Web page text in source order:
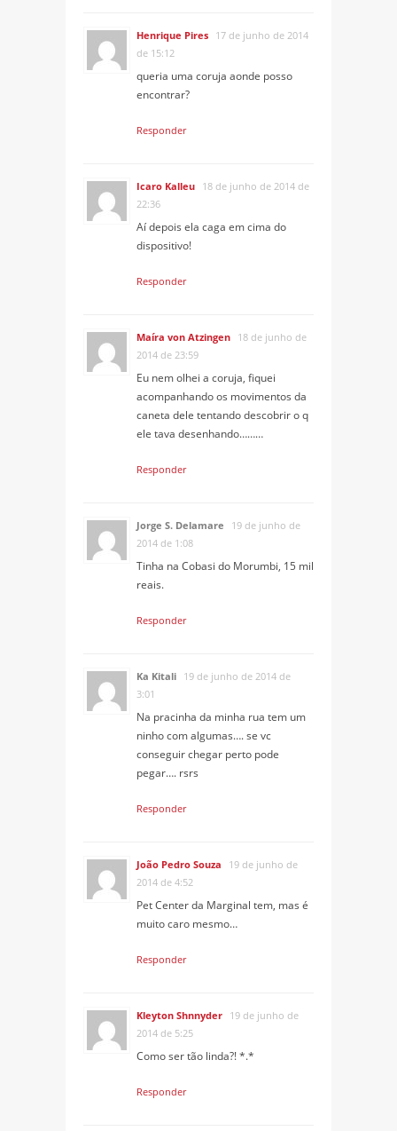
Henrique Pires 17 de junho de 2014
de 15:12
queria uma coruja aonde posso
encontrar?
Responder
Icaro Kalleu 18 de junho de 2014 de
22:36
Aí depois ela caga em cima do
dispositivo!
Responder
Maíra von Atzingen 18 de junho de
2014 de 23:59
Eu nem olhei a coruja, fiquei
acompanhando os movimentos da
caneta dele tentando descobrir o q
ele tava desenhando………
Responder
Jorge S. Delamare
19 de junho de
2014 de 1:08
Tinha na Cobasi do Morumbi, 15 mil
reais.
Responder
Ka Kitali 19 de junho de 2014 de
3:01
Na pracinha da minha rua tem um
ninho com algumas…. se vc
conseguir chegar perto pode
pegar…. rsrs
Responder
João Pedro Souza
19 de junho de
2014 de 4:52
Pet Center da Marginal tem, mas é
muito caro mesmo…
Responder
Kleyton Shnnyder 19 de junho de
2014 de 5:25
Como ser tão linda?! *.*
Responder